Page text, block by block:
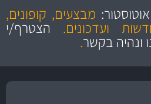
הוגנים
והיצע מוצרים איכותי
מבצעים, קופונים,
ועדכונים. הצטרף/י
ונהיה בקשר.